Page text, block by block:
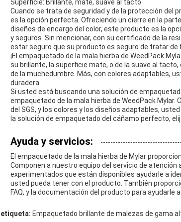
Superficie: Brillante, mate, suave al tacto
Cuando se trata de seguridad y de la protección del
es la opción perfecta. Ofreciendo un cierre en la
diseños de encargo del color, este producto es la
y seguros. Sin mencionar, con su certificado de la
estar seguro que su producto es seguro de tratar de
¡El empaquetado de la mala hierba de WeedPack
su brillante, la superficie mate, o de la suave al
de la muchedumbre. Más, con colores adaptables,
duradera.
Si usted está buscando una solución de
empaquetado de la mala hierba de WeedPack
del SGS, y los colores y los diseños adaptables,
la solución de empaquetado del cáñamo perfecto,
Ayuda y servicios:
El empaquetado de la mala hierba de Mylar
Componen a nuestro equipo del servicio de
experimentados que están disponibles ayudarle a
usted pueda tener con el producto. También
FAQ, y la documentación del producto para ayudarle
etiqueta: Empaquetado brillante de malezas de gama